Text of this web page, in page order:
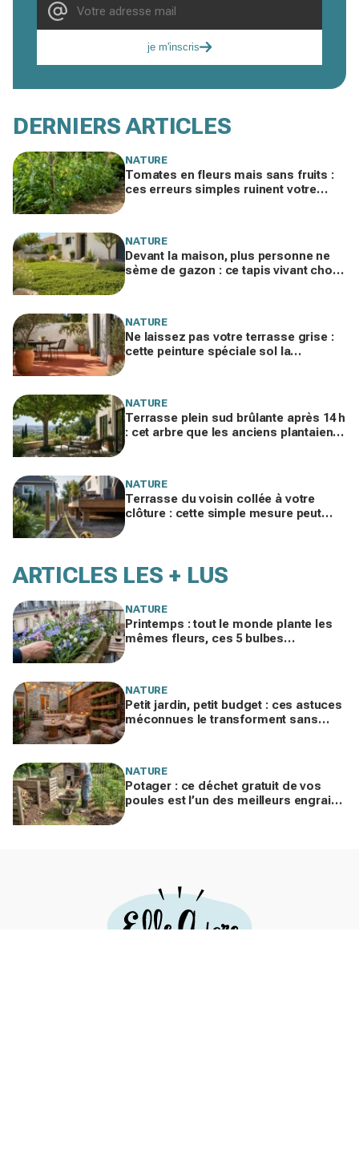
je m'inscris
DERNIERS ARTICLES
NATURE
Tomates en fleurs mais sans fruits :
ces erreurs simples ruinent votre
NATURE
Devant la maison, plus personne ne
sème de gazon : ce tapis vivant choisi
NATURE
Ne laissez pas votre terrasse grise :
cette peinture spéciale sol la
NATURE
Terrasse plein sud brûlante après 14 h
: cet arbre que les anciens plantaient
NATURE
Terrasse du voisin collée à votre
clôture : cette simple mesure peut
ARTICLES LES + LUS
NATURE
Printemps : tout le monde plante les
mêmes fleurs, ces 5 bulbes
NATURE
Petit jardin, petit budget : ces astuces
méconnues le transforment sans
NATURE
Potager : ce déchet gratuit de vos
poules est l’un des meilleurs engrais